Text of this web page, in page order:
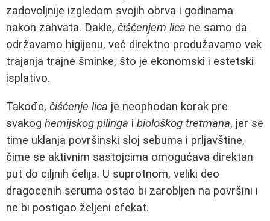
zadovoljnije izgledom svojih obrva i godinama
nakon zahvata. Dakle, čišćenjem lica ne samo da
održavamo higijenu, već direktno produžavamo vek
trajanja trajne šminke, što je ekonomski i estetski
isplativo.
Takođe, čišćenje lica je neophodan korak pre
svakog hemijskog pilinga i biološkog tretmana, jer se
time uklanja površinski sloj sebuma i prljavštine,
čime se aktivnim sastojcima omogućava direktan
put do ciljnih ćelija. U suprotnom, veliki deo
dragocenih seruma ostao bi zarobljen na površini i
ne bi postigao željeni efekat.